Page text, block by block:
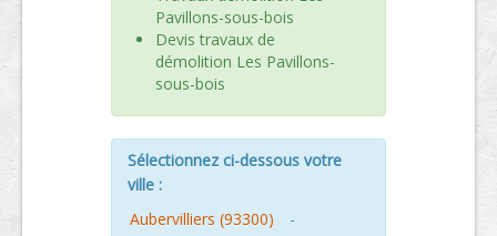
Pavillons-sous-bois
Devis travaux de
démolition Les Pavillons-
sous-bois
Sélectionnez ci-dessous votre
ville :
Aubervilliers (93300)
-